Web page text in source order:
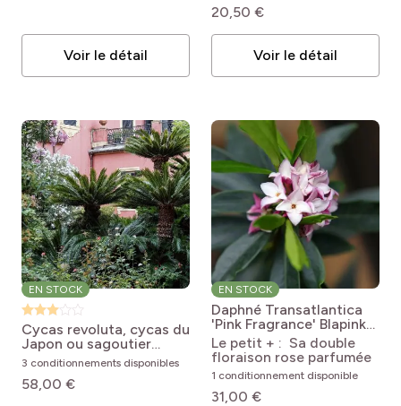
L'intérieur
Voir le détail
20,50 €
Voir le détail
EN STOCK
Cycas revoluta, cycas du
Japon ou sagoutier
Cycas revoluta
3 conditionnements disponibles
58,00 €
EN STOCK
Daphné Transatlantica
'Pink Fragrance' Blapink
Daphne x transatlantica
Pink Fragrance® 'Blapink'
Le petit + : Sa double
floraison rose parfumée
1 conditionnement disponible
31,00 €